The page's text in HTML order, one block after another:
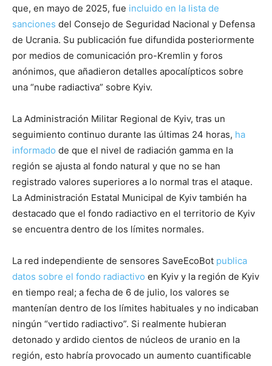
que, en mayo de 2025, fue incluido en la lista de
sanciones del Consejo de Seguridad Nacional y Defensa
de Ucrania. Su publicación fue difundida posteriormente
por medios de comunicación pro-Kremlin y foros
anónimos, que añadieron detalles apocalípticos sobre
una “nube radiactiva” sobre Kyiv.
La Administración Militar Regional de Kyiv, tras un
seguimiento continuo durante las últimas 24 horas, ha
informado de que el nivel de radiación gamma en la
región se ajusta al fondo natural y que no se han
registrado valores superiores a lo normal tras el ataque.
La Administración Estatal Municipal de Kyiv también ha
destacado que el fondo radiactivo en el territorio de Kyiv
se encuentra dentro de los límites normales.
La red independiente de sensores SaveEcoBot publica
datos sobre el fondo radiactivo en Kyiv y la región de Kyiv
en tiempo real; a fecha de 6 de julio, los valores se
mantenían dentro de los límites habituales y no indicaban
ningún “vertido radiactivo”. Si realmente hubieran
detonado y ardido cientos de núcleos de uranio en la
región, esto habría provocado un aumento cuantificable